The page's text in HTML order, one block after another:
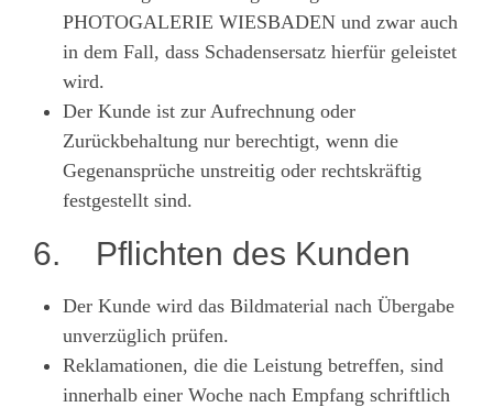
PHOTOGALERIE WIESBADEN und zwar auch
in dem Fall, dass Schadensersatz hierfür geleistet
wird.
Der Kunde ist zur Aufrechnung oder
Zurückbehaltung nur berechtigt, wenn die
Gegenansprüche unstreitig oder rechtskräftig
festgestellt sind.
6. Pflichten des Kunden
Der Kunde wird das Bildmaterial nach Übergabe
unverzüglich prüfen.
Reklamationen, die die Leistung betreffen, sind
innerhalb einer Woche nach Empfang schriftlich